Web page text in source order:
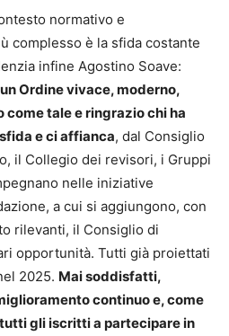
normativo e
complesso è la sfida costante
infine Agostino Soave:
Ordine vivace, moderno,
tale e ringrazio chi ha
e ci affianca, dal Consiglio
il Collegio dei revisori, i Gruppi
nelle iniziative
a cui si aggiungono, con
rilevanti, il Consiglio di
opportunità. Tutti già proiettati
2025. Mai soddisfatti,
continuo e, come
gli iscritti a partecipare in